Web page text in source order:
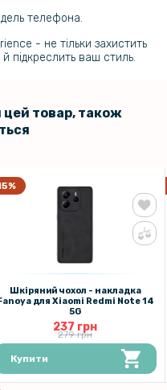
телефона.
- не тільки захистить
й підкреслить ваш стиль.
цей товар, також
Шкіряний чохол - накладка
для Xiaomi Redmi Note 14
5G
237 грн
279 грн
Купити